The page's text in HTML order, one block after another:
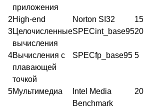
приложения
2High-end Norton SI32 15
3Целочисленные
вычисления
SPECint_base9520
4Вычисления с
плавающей
точкой
SPECfp_base95 5
5Мультимедиа
Intel Media
Benchmark
20